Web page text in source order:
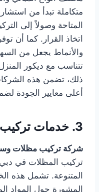
متكاملة تبدأ من
المتاحة وصولاً إلى
اتخاذ القرار. كما أن
والأنماط يجعل من
تتناسب مع ديكور
ذلك، تضمن هذه
أعلى معايير الجودة
3. خدمات تركيب المظلات دبي
شركة تركيب مظلات
تركيب المظلات في دبي
المتنوعة. تشمل هذه
المشورة حول المواد